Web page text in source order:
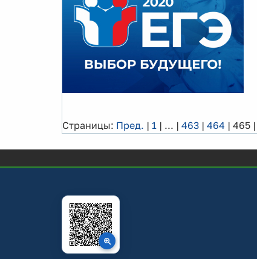
Страницы: Пред. | 1 | ... | 463 | 464 | 465 |